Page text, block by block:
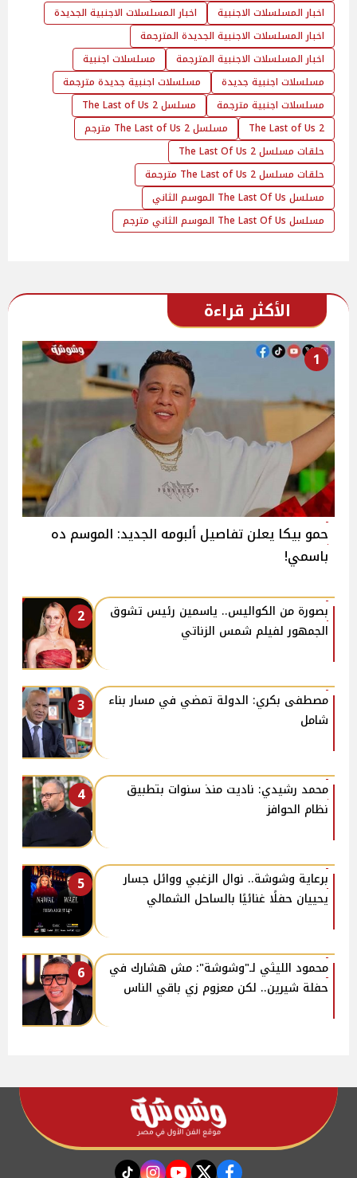
اخبار المسلسلات الاجنبية
اخبار المسلسلات الاجنبية الجديدة
اخبار المسلسلات الاجنبية الجديدة المترجمة
اخبار المسلسلات الاجنبية المترجمة
مسلسلات اجنبية
مسلسلات اجنبية جديدة
مسلسلات اجنبية جديدة مترجمة
مسلسلات اجنبية مترجمة
مسلسل The Last of Us 2
The Last of Us 2
مسلسل The Last of Us 2 مترجم
حلقات مسلسل The Last Of Us 2
حلقات مسلسل The Last of Us 2 مترجمة
مسلسل The Last Of Us الموسم الثاني
مسلسل The Last Of Us الموسم الثاني مترجم
الأكثر قراءة
1
حمو بيكا يعلن تفاصيل ألبومه الجديد: الموسم ده
باسمي!
2
بصورة من الكواليس.. ياسمين رئيس تشوق
الجمهور لفيلم شمس الزناتي
3
مصطفى بكري: الدولة تمضي في مسار بناء
شامل
4
محمد رشيدي: ناديت منذ سنوات بتطبيق
نظام الحوافز
5
برعاية وشوشة.. نوال الزغبي ووائل جسار
يحييان حفلًا غنائيًا بالساحل الشمالي
6
محمود الليثي لـ"وشوشة": مش هشارك في
حفلة شيرين.. لكن معزوم زي باقي الناس